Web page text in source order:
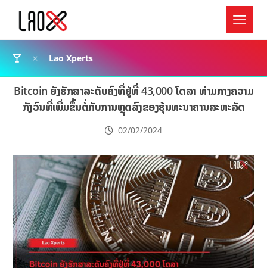
Lao Xperts
Bitcoin ຍັງຮັກສາລະດັບຄົງທີ່ຢູ່ທີ່ 43,000 ໂດລາ ທ່າມກາງຄວາມ
ກັງວົນທີ່ເພີ່ມຂຶ້ນຕໍ່ກັບການຫຼຸດລົງຂອງຮຸ້ນທະນາຄານສະຫະລັດ
02/02/2024